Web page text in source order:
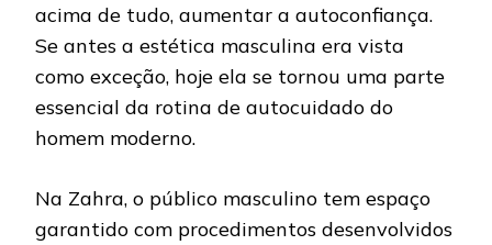
acima de tudo, aumentar a autoconfiança.
Se antes a estética masculina era vista
como exceção, hoje ela se tornou uma parte
essencial da rotina de autocuidado do
homem moderno.
Na Zahra, o público masculino tem espaço
garantido com procedimentos desenvolvidos